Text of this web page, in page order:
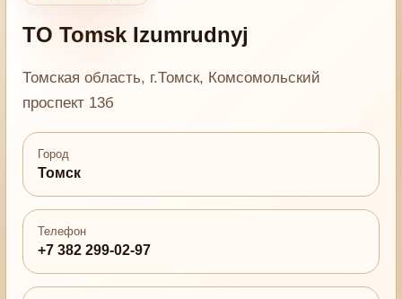
TO Tomsk Izumrudnyj
Томская область, г.Томск, Комсомольский
проспект 13б
Город
Томск
Телефон
+7 382 299-02-97